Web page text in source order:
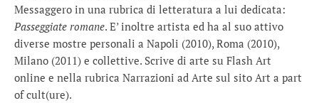
Messaggero in una rubrica di letteratura a lui dedicata:
Passeggiate romane. E’ inoltre artista ed ha al suo attivo
diverse mostre personali a Napoli (2010), Roma (2010),
Milano (2011) e collettive. Scrive di arte su Flash Art
online e nella rubrica Narrazioni ad Arte sul sito Art a part
of cult(ure).